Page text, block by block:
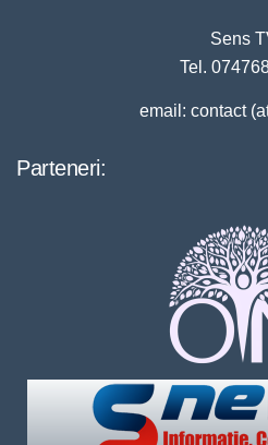
Sens
Tel.
email: contact
Parteneri: